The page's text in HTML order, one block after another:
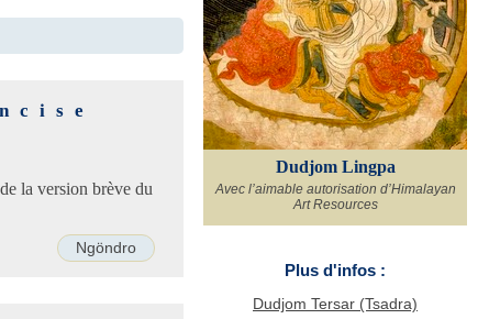
la version brève du
Ngöndro
Dudjom Lingpa
Avec l’aimable autorisation d’Himalayan
Art Resources
Plus d'infos :
Dudjom Tersar (Tsadra)